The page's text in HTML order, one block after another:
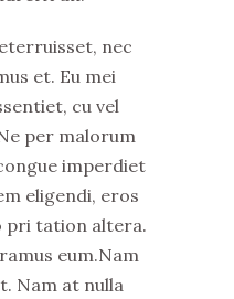
nec
et. Eu mei
cu vel
per malorum
imperdiet
eligendi, eros
pri tation altera.
eum.Nam
Nam at nulla